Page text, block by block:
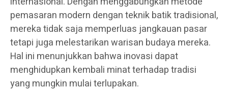
pemasaran modern dengan teknik batik tradisional,
mereka tidak saja memperluas jangkauan pasar
tetapi juga melestarikan warisan budaya mereka.
Hal ini menunjukkan bahwa inovasi dapat
menghidupkan kembali minat terhadap tradisi
yang mungkin mulai terlupakan.